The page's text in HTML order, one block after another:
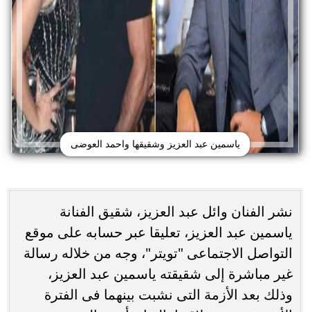
ياسمين عبد العزيز وشقيقها واحمد العوضى
نشر الفنان وائل عبد العزيز، شقيق الفنانة
ياسمين عبد العزيز، تعليقا عبر حسابه على موقع
التواصل الاجتماعى "تويتر"، وجه من خلاله رسالة
غير مباشرة إلى شقيقته ياسمين عبد العزيز،
وذلك بعد الأزمة التى نشبت بينهما فى الفترة